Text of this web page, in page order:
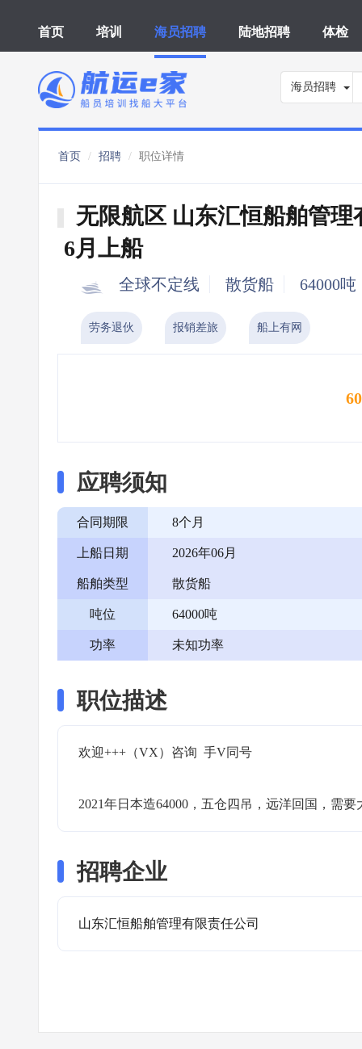
首页 培训 海员招聘 陆地招聘 体检
海员招聘
首页 招聘 职位详情
无限航区 山东汇恒船舶管
6月上船
全球不定线 散货船 64000吨
劳务退伙 报销差旅 船上有网
应聘须知
合同期限 8个月
上船日期 2026年06月
船舶类型 散货船
吨位 64000吨
功率 未知功率
职位描述
欢迎+++（VX）咨询  手V同号
2021年日本造64000，五仓四吊，远洋回国，需要
招聘企业
山东汇恒船舶管理有限责任公司